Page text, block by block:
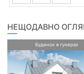
НЕЩОДАВНО
Будинок в гунерах